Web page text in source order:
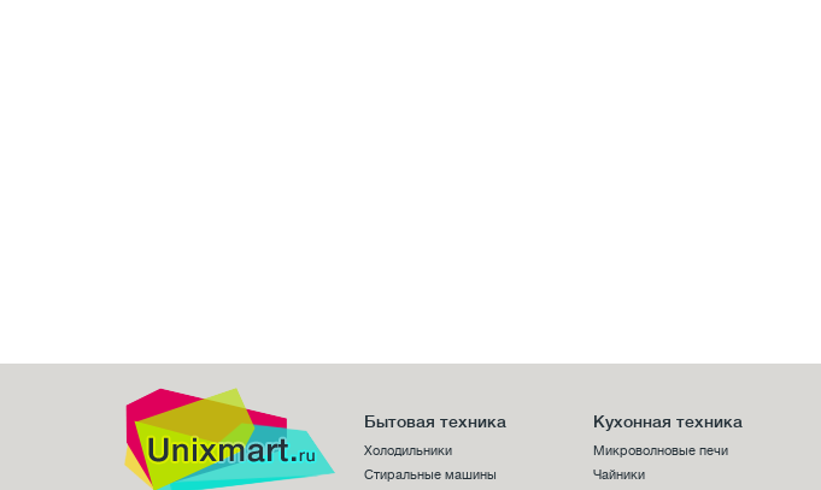
Бытовая техника
Холодильники
Стиральные машины
Кухонная техника
Микроволновые печи
Чайники